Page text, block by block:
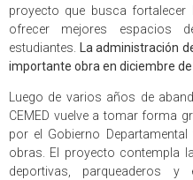
proyecto que busca
ofrecer mejores espacios
estudiantes.
La administración
importante obra en diciembre de
Luego de varios años de
CEMED vuelve a tomar forma
por el Gobierno
obras. El proyecto contempla
deportivas, parqueaderos y